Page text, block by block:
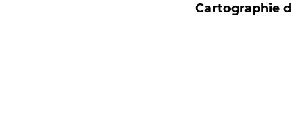
Cartographie